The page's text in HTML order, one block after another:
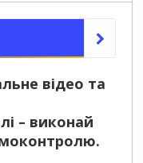
відео та
– виконай